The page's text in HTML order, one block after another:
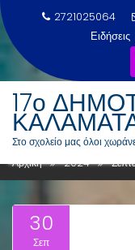
περιεχόμενο
2721025064
Ειδήσεις
17ο
Στο σχολείο μας όλοι
ΗΜΈΡΑ:
Αρχική 2024
30
Σεπ